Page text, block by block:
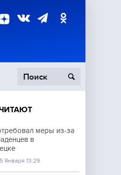
меры из-за
в
Января 13:29